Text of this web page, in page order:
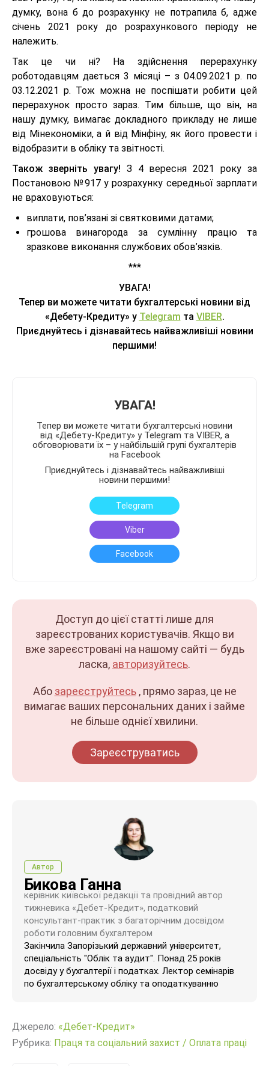
думку, вона б до розрахунку не потрапила б, адже
січень 2021 року до розрахункового періоду не
належить.
Так це чи ні? На здійснення перерахунку
роботодавцям дається 3 місяці – з 04.09.2021 р. по
03.12.2021 р. Тож можна не поспішати робити цей
перерахунок просто зараз. Тим більше, що він, на
нашу думку, вимагає докладного прикладу не лише
від Мінекономіки, а й від Мінфіну, як його провести і
відобразити в обліку та звітності.
Також зверніть увагу! З 4 вересня 2021 року за
Постановою №917 у розрахунку середньої зарплати
не враховуються:
виплати, пов’язані зі святковими датами;
грошова винагорода за сумлінну працю та
зразкове виконання службових обов’язків.
***
УВАГА!
Тепер ви можете читати бухгалтерські новини від
«Дебету-Кредиту» у Telegram та VIBER.
Приєднуйтесь і дізнавайтесь найважливіші новини
першими!
УВАГА!
Тепер ви можете читати бухгалтерські новини
від «Дебету-Кредиту» у Telegram та VIBER, а
обговорювати їх – у найбільшій групі бухгалтерів
на Facebook
Приєднуйтесь і дізнавайтесь найважливіші
новини першими!
Telegram
Viber
Facebook
Доступ до цієї статті лише для
зареєстрованих користувачів. Якщо ви
вже зареєстровані на нашому сайті — будь
ласка, авторизуйтесь.
Або зареєструйтесь, прямо зараз, це не
вимагає ваших персональних даних і займе
не більше однієї хвилини.
Зареєструватись
Автор
Бикова Ганна
керівник київської редакції та провідний автор
тижневика «Дебет-Кредит», податковий
консультант-практик з багаторічним досвідом
роботи головним бухгалтером
Закінчила Запорізький державний університет,
спеціальність "Облік та аудит". Понад 25 років
досвіду у бухгалтерії і податках. Лектор семінарів
по бухгалтерському обліку та оподаткуванню
Джерело: «Дебет-Кредит»
Рубрика: Праця та соціальний захист / Оплата праці